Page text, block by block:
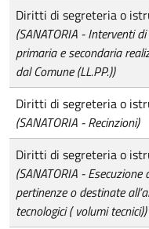
Diritti di segreteria o
(SANATORIA - Interventi
primaria e secondaria
dal Comune (LL.PP.))
Diritti di segreteria o
(SANATORIA - Recinzioni)
Diritti di segreteria o
(SANATORIA -
pertinenze o destinate
tecnologici ( volumi tecnici))